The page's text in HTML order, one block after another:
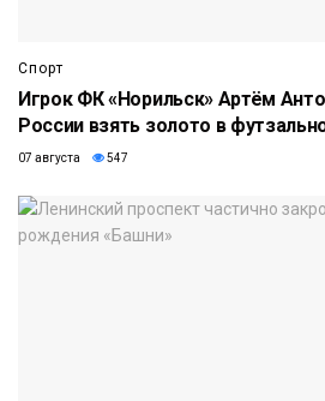
Спорт
Игрок ФК «Норильск» Артём
России взять золото в
07 августа 547